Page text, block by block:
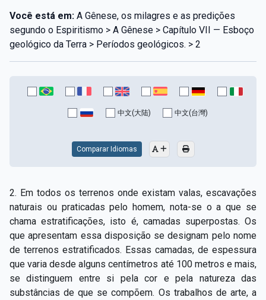
Você está em: A Gênese, os milagres e as predições
segundo o Espiritismo > A Gênese > Capítulo VII — Esboço
geológico da Terra > Períodos geológicos. > 2
中文(大陆) 中文(台灣)
Comparar Idiomas
2. Em todos os terrenos onde existam valas, escavações
naturais ou praticadas pelo homem, nota-­se o a que se
chama estratificações, isto é, camadas superpostas. Os
que apresentam essa disposição se designam pelo nome
de terrenos estratificados. Essas camadas, de espessura
que varia desde alguns centímetros até 100 metros e mais,
se distinguem entre si pela cor e pela natureza das
substâncias de que se compõem. Os trabalhos de arte, a